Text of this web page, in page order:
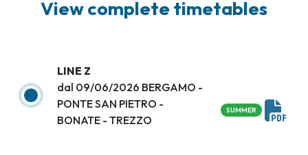
View complete timetables
LINE Z
dal 09/06/2026 BERGAMO -
PONTE SAN PIETRO -
BONATE - TREZZO
SUMMER